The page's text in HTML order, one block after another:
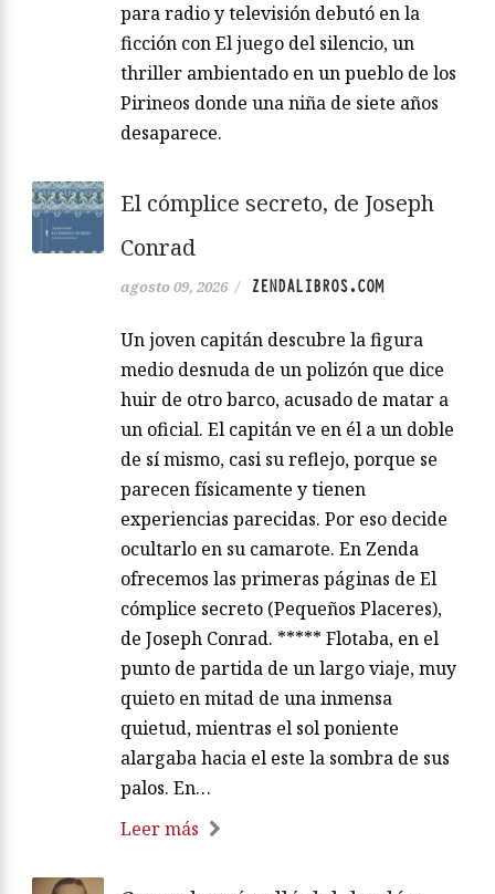
para radio y televisión debutó en la
ficción con El juego del silencio, un
thriller ambientado en un pueblo de los
Pirineos donde una niña de siete años
desaparece.
El cómplice secreto, de Joseph
Conrad
agosto 09, 2026 / ZENDALIBROS.COM
Un joven capitán descubre la figura
medio desnuda de un polizón que dice
huir de otro barco, acusado de matar a
un oficial. El capitán ve en él a un doble
de sí mismo, casi su reflejo, porque se
parecen físicamente y tienen
experiencias parecidas. Por eso decide
ocultarlo en su camarote. En Zenda
ofrecemos las primeras páginas de El
cómplice secreto (Pequeños Placeres),
de Joseph Conrad. ***** Flotaba, en el
punto de partida de un largo viaje, muy
quieto en mitad de una inmensa
quietud, mientras el sol poniente
alargaba hacia el este la sombra de sus
palos. En…
Leer más